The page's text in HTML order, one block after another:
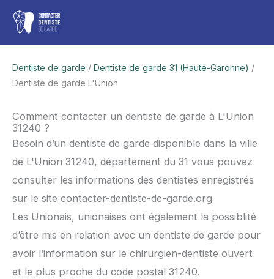
Aller
contenu
Dentiste de garde / Dentiste de garde 31 (Haute-Garonne) /
Dentiste de garde L'Union
Comment contacter un dentiste de garde à L'Union
31240 ?
Besoin d’un dentiste de garde disponible dans la ville
de L'Union 31240, département du 31 vous pouvez
consulter les informations des dentistes enregistrés
sur le site contacter-dentiste-de-garde.org
Les Unionais, unionaises ont également la possiblité
d’être mis en relation avec un dentiste de garde pour
avoir l’information sur le chirurgien-dentiste ouvert
et le plus proche du code postal 31240.